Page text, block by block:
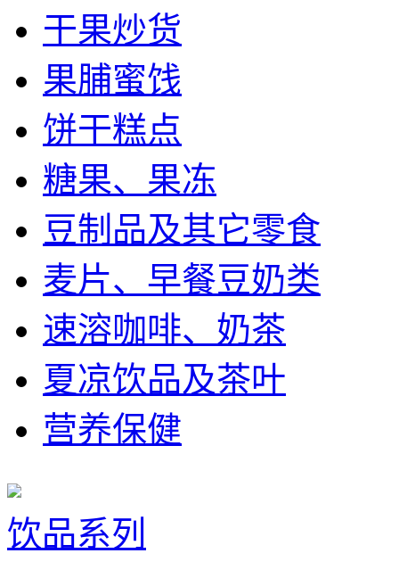
干果炒货
果脯蜜饯
饼干糕点
糖果、果冻
豆制品及其它零食
麦片、早餐豆奶类
速溶咖啡、奶茶
夏凉饮品及茶叶
营养保健
饮品系列